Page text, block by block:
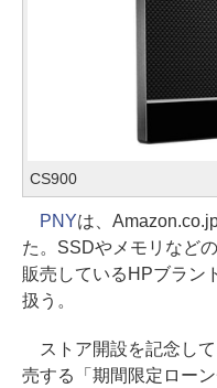
CS900
PNYは、
た。SSDやメモリなど
販売しているHPブラン
扱う。
ストア開設を記念し
売する「期間限定ロー